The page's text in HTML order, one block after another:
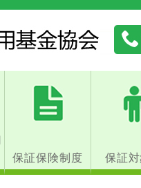
保証保険制度 保証